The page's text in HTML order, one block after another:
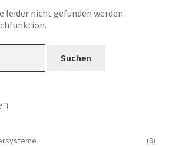
leider nicht gefunden werden.
(9)